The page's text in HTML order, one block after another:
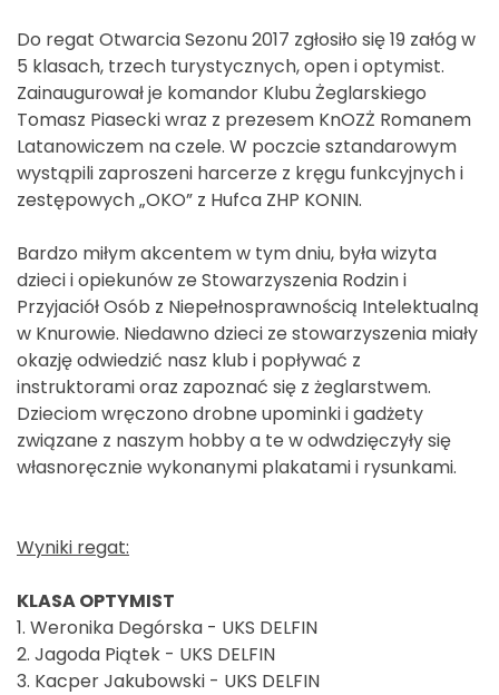
Do regat Otwarcia Sezonu 2017 zgłosiło się 19 załóg w
5 klasach, trzech turystycznych, open i optymist.
Zainaugurował je komandor Klubu Żeglarskiego
Tomasz Piasecki wraz z prezesem KnOZŻ Romanem
Latanowiczem na czele. W poczcie sztandarowym
wystąpili zaproszeni harcerze z kręgu funkcyjnych i
zestępowych „OKO” z Hufca ZHP KONIN.
Bardzo miłym akcentem w tym dniu, była wizyta
dzieci i opiekunów ze Stowarzyszenia Rodzin i
Przyjaciół Osób z Niepełnosprawnością Intelektualną
w Knurowie. Niedawno dzieci ze stowarzyszenia miały
okazję odwiedzić nasz klub i popływać z
instruktorami oraz zapoznać się z żeglarstwem.
Dzieciom wręczono drobne upominki i gadżety
związane z naszym hobby a te w odwdzięczyły się
własnoręcznie wykonanymi plakatami i rysunkami.
Wyniki regat:
KLASA OPTYMIST
1. Weronika Degórska - UKS DELFIN
2. Jagoda Piątek - UKS DELFIN
3. Kacper Jakubowski - UKS DELFIN